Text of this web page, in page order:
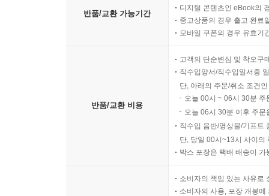
반품/교환 가능기간
디지털 콘텐츠인 eBook의
중고상품의 경우 출고 완료
모바일 쿠폰의 경우 유효기
반품/교환 비용
고객의 단순변심 및 착오구
직수입양서/직수입일서중
단, 아래의 주문/취소 조건
오늘 00시 ~ 06시 30분
오늘 06시 30분 이후 주
직수입 음반/영상물/기프트
단, 당일 00시~13시 사이의
박스 포장은 택배 배송이
소비자의 책임 있는 사유로
소비자의 사용, 포장 개봉